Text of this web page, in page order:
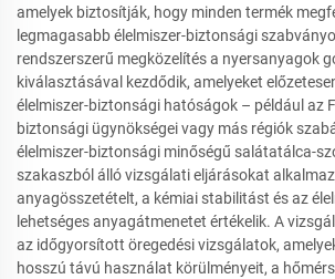
amelyek biztosítják, hogy minden termék
legmagasabb élelmiszer-biztonsági
rendszerszerű megközelítés a nyersanyagok
kiválasztásával kezdődik, amelyeket
élelmiszer-biztonsági hatóságok – például az
biztonsági ügynökségei vagy más régiók
élelmiszer-biztonsági minőségű salátatálca-
szakaszból álló vizsgálati eljárásokat
anyagösszetételt, a kémiai stabilitást és az
lehetséges anyagátmenetet értékelik. A
az időgyorsított öregedési vizsgálatok,
hosszú távú használat körülményeit, a